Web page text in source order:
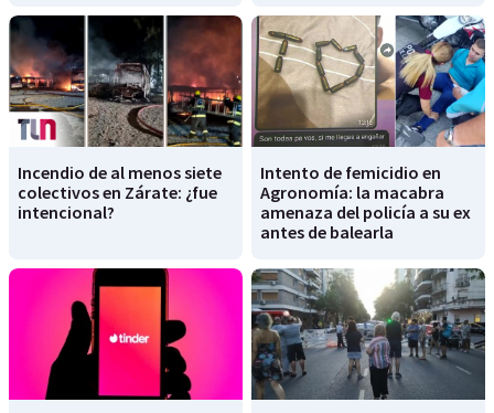
Incendio de al menos siete
colectivos en Zárate: ¿fue
intencional?
Intento de femicidio en
Agronomía: la macabra
amenaza del policía a su ex
antes de balearla